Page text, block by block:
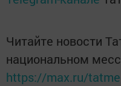
Читайте новости
национальном
https://max.ru/